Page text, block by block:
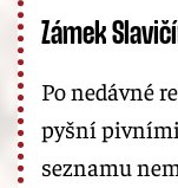
Zámek
Po nedávné
pyšní pivními
seznamu